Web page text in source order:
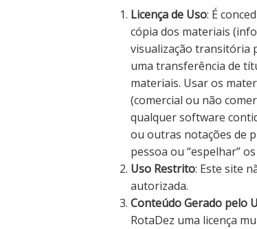
Licença de Uso: É
cópia dos materiais
visualização transitória
uma transferência de
materiais. Usar os
(comercial ou não
qualquer software
ou outras notações de
pessoa ou “espelhar”
Uso Restrito: Este site
autorizada.
Conteúdo Gerado pelo
RotaDez uma licença